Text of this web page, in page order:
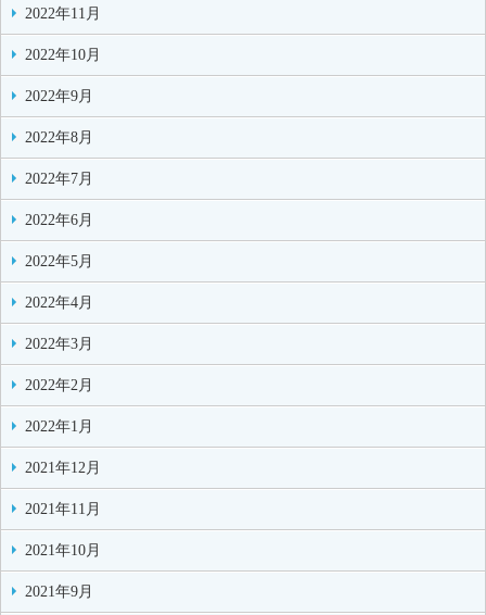
2022年11月
2022年10月
2022年9月
2022年8月
2022年7月
2022年6月
2022年5月
2022年4月
2022年3月
2022年2月
2022年1月
2021年12月
2021年11月
2021年10月
2021年9月